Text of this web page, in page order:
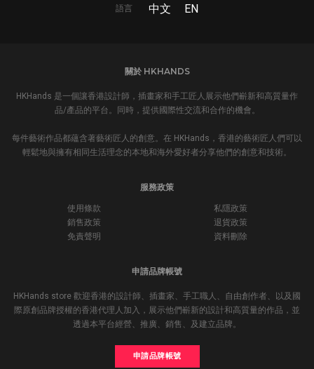
語言 中文 EN
關於 HKHANDS
HKHands 是一個讓香港設計師，插畫家和手工匠人展示他們嶄新和高質量作
品/產品的平台。同時，提供國際性交流和合作的機會。
每件藝術作品都蘊含著藝術匠人的創意。在 HKHands，香港的藝術匠人們可以
輕鬆地與擁有相同生活理念的本地和海外愛好者分享他們的創意和技術。
服務政策
使用條款
私隱政策
銷售政策
退貨政策
免責聲明
資料刪除
申請品牌帳號
HKHands store 歡迎香港的設計師、插畫家、手工職人、自由創作者、以及國
際原創品牌授權的香港代理人加入，展示他們嶄新的設計和高質量的作品，並
透過本平台經營、推廣、銷售、及建立品牌。
申請品牌帳號